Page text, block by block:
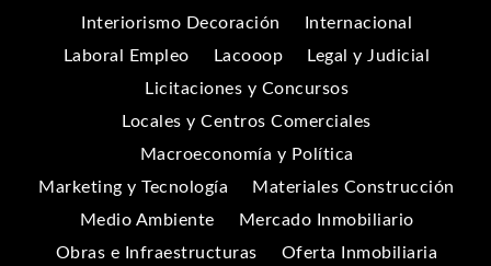
Interiorismo Decoración
Internacional
Laboral Empleo
Lacooop
Legal y Judicial
Licitaciones y Concursos
Locales y Centros Comerciales
Macroeconomía y Política
Marketing y Tecnología
Materiales Construcción
Medio Ambiente
Mercado Inmobiliario
Obras e Infraestructuras
Oferta Inmobiliaria